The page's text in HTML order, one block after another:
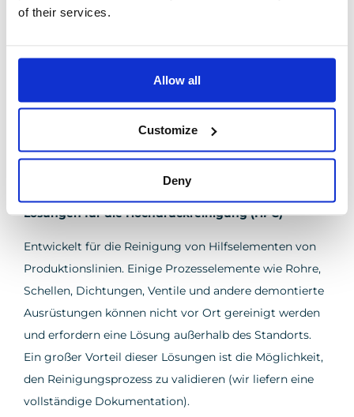
of their services.
Allow all
Customize
Deny
Lösungen für die Sterilisation an Ort und Stelle (SIP)
im Reinigungsprozess und wird hauptsächlich in der
Pharma- und Lebensmittelindustrie eingesetzt. Die
Reinigung erfolgt mit Dampf und wird nach dem
Cleaning-in-Place (CIP) durchgeführt.
Lösungen für die Hochdruckreinigung (HPC)
Entwickelt für die Reinigung von Hilfselementen von
Produktionslinien. Einige Prozesselemente wie Rohre,
Schellen, Dichtungen, Ventile und andere demontierte
Ausrüstungen können nicht vor Ort gereinigt werden
und erfordern eine Lösung außerhalb des Standorts.
Ein großer Vorteil dieser Lösungen ist die Möglichkeit,
den Reinigungsprozess zu validieren (wir liefern eine
vollständige Dokumentation).